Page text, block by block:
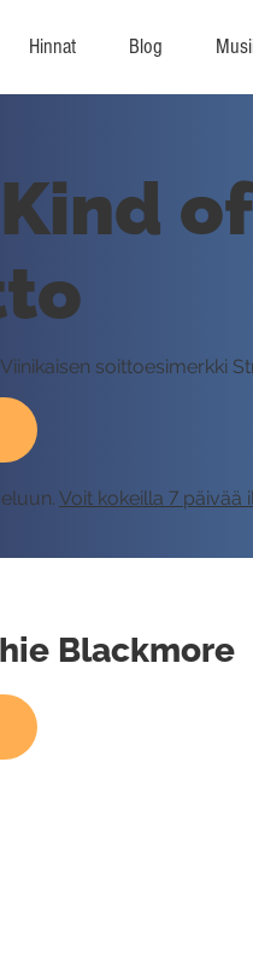
Hinnat Blog
soittoesimerkki
Voit kokeilla 7 päivää
Blackmore